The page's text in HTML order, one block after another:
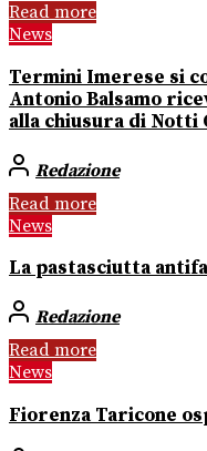
Read more
News
Termini Imerese si
Antonio Balsamo
alla chiusura di Notti
Redazione
Read more
News
La pastasciutta
Redazione
Read more
News
Fiorenza Taricone